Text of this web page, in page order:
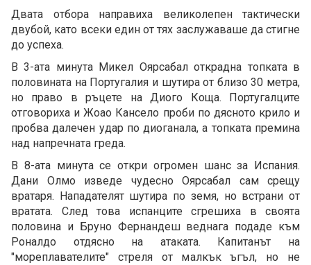
Двата отбора направиха великолепен тактически
двубой, като всеки един от тях заслужаваше да стигне
до успеха.
В 3-ата минута Микел Оярсабал открадна топката в
половината на Португалия и шутира от близо 30 метра,
но право в ръцете на Диого Коща. Португалците
отговориха и Жоао Кансело проби по дясното крило и
пробва далечен удар по диоганала, а топката премина
над напречната греда.
В 8-ата минута се откри огромен шанс за Испания.
Дани Олмо изведе чудесно Оярсабал сам срещу
вратаря. Нападателят шутира по земя, но встрани от
вратата. След това испанците сгрешиха в своята
половина и Бруно Фернандеш веднага подаде към
Роналдо отдясно на атаката. Капитанът на
"мореплавателите" стреля от малкък ъгъл, но не